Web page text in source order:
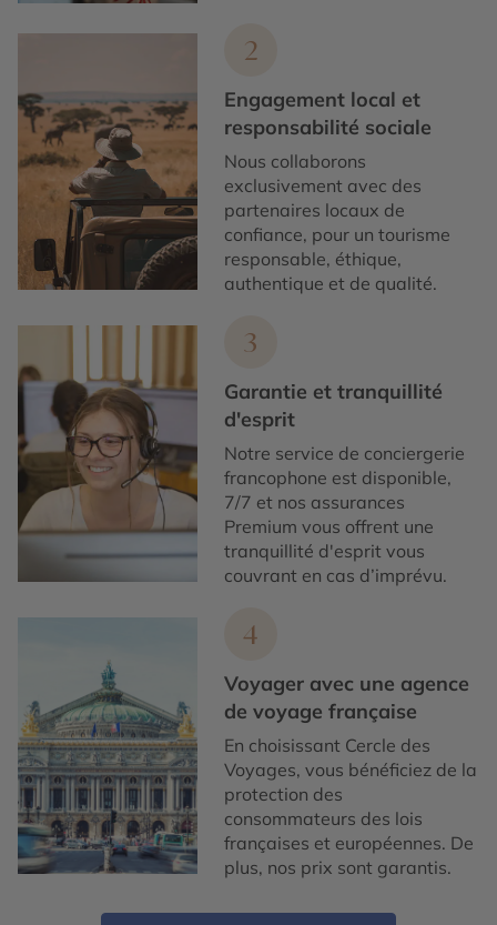
2
Engagement local et
responsabilité sociale
Nous collaborons
exclusivement avec des
partenaires locaux de
confiance, pour un tourisme
responsable, éthique,
authentique et de qualité.
3
Garantie et tranquillité
d'esprit
Notre service de conciergerie
francophone est disponible,
7/7 et nos assurances
Premium vous offrent une
tranquillité d'esprit vous
couvrant en cas d’imprévu.
4
Voyager avec une agence
de voyage française
En choisissant Cercle des
Voyages, vous bénéficiez de la
protection des
consommateurs des lois
françaises et européennes. De
plus, nos prix sont garantis.